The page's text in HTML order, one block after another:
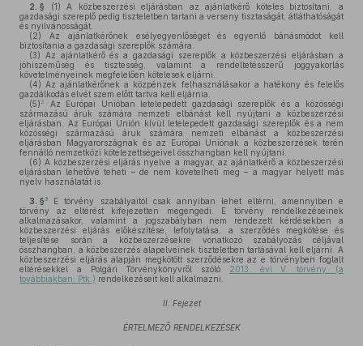
2. § (1) A közbeszerzési eljárásban az ajánlatkérő köteles biztosítani, a
gazdasági szereplő pedig tiszteletben tartani a verseny tisztaságát, átláthatóságát
és nyilvánosságát.
(2) Az ajánlatkérőnek esélyegyenlőséget és egyenlő bánásmódot kell
biztosítania a gazdasági szereplők számára.
(3) Az ajánlatkérő és a gazdasági szereplők a közbeszerzési eljárásban a
jóhiszeműség és tisztesség, valamint a rendeltetésszerű joggyakorlás
követelményeinek megfelelően kötelesek eljárni.
(4) Az ajánlatkérőnek a közpénzek felhasználásakor a hatékony és felelős
gazdálkodás elvét szem előtt tartva kell eljárnia.
(5) 2
Az Európai Unióban letelepedett gazdasági szereplők és a közösségi
származású áruk számára nemzeti elbánást kell nyújtani a közbeszerzési
eljárásban. Az Európai Unión kívül letelepedett gazdasági szereplők és a nem
közösségi származású áruk számára nemzeti elbánást a közbeszerzési
eljárásban Magyarországnak és az Európai Uniónak a közbeszerzések terén
fennálló nemzetközi kötelezettségeivel összhangban kell nyújtani.
(6) A közbeszerzési eljárás nyelve a magyar, az ajánlatkérő a közbeszerzési
eljárásban lehetővé teheti – de nem követelheti meg – a magyar helyett más
nyelv használatát is.
3. §3
E törvény szabályaitól csak annyiban lehet eltérni, amennyiben e
törvény az eltérést kifejezetten megengedi. E törvény rendelkezéseinek
alkalmazásakor, valamint a jogszabályban nem rendezett kérdésekben a
közbeszerzési eljárás előkészítése, lefolytatása, a szerződés megkötése és
teljesítése során a közbeszerzésekre vonatkozó szabályozás céljával
összhangban, a közbeszerzés alapelveinek tiszteletben tartásával kell eljárni. A
közbeszerzési eljárás alapján megkötött szerződésekre az e törvényben foglalt
eltérésekkel a Polgári Törvénykönyvről szóló 2013. évi V. törvény (a
továbbiakban: Ptk.) rendelkezéseit kell alkalmazni.
II. Fejezet
ÉRTELMEZŐ RENDELKEZÉSEK